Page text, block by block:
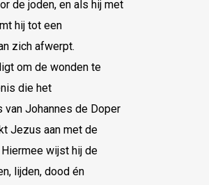
de joden, en als hij met
hij tot een
zich afwerpt.
om de wonden te
die het
Johannes de Doper
Jezus aan met de
wijst hij de
lijden, dood én